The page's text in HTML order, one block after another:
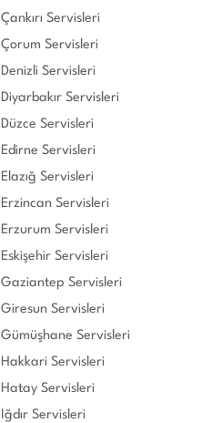
Çankırı Servisleri
Çorum Servisleri
Denizli Servisleri
Diyarbakır Servisleri
Düzce Servisleri
Edirne Servisleri
Elazığ Servisleri
Erzincan Servisleri
Erzurum Servisleri
Eskişehir Servisleri
Gaziantep Servisleri
Giresun Servisleri
Gümüşhane Servisleri
Hakkari Servisleri
Hatay Servisleri
Iğdır Servisleri